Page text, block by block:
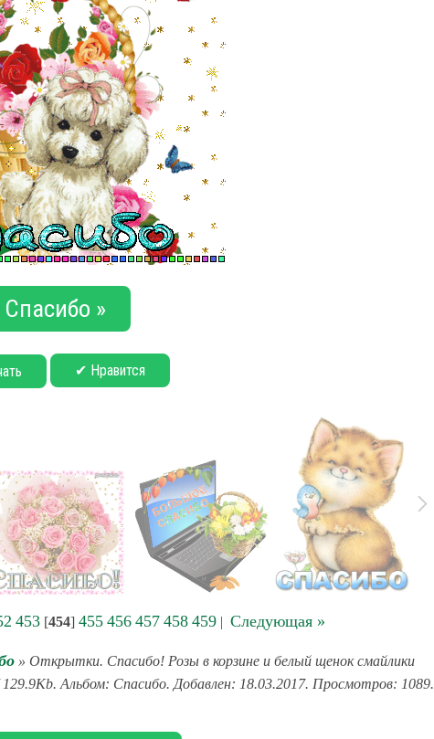
Спасибо »
✔ Нравится
453[454] 455 456 457 458 459| Следующая »
» Открытки. Спасибо! Розы в корзине и белый щенок смайлики
Альбом: Спасибо. Добавлен: 18.03.2017. Просмотров: 1089.